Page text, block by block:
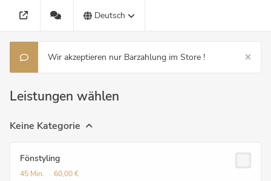
Deutsch
Wir akzeptieren nur Barzahlung im Store !
Leistungen wählen
Keine Kategorie
Fönstyling
45 Min. 60,00 €